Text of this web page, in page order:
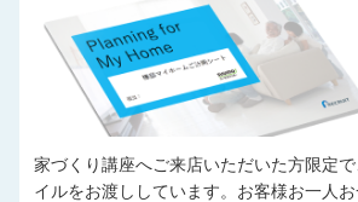
家づくり講座へご来店いただいた方限定
イルをお渡ししています。お客様お一人